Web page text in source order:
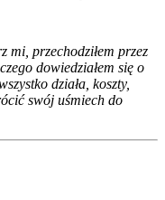
mi, przechodziłem przez
dowiedziałem się o
działa, koszty,
swój uśmiech do